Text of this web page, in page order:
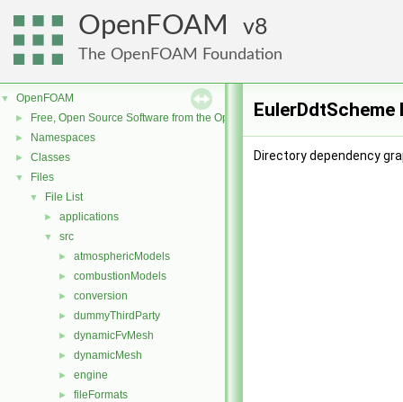
OpenFOAM 8
The OpenFOAM Foundation
▼ OpenFOAM
► Free, Open Source Software from the OpenFOAM Foundation
► Namespaces
► Classes
▼ Files
▼ File List
► applications
▼ src
► atmosphericModels
► combustionModels
► conversion
► dummyThirdParty
► dynamicFvMesh
► dynamicMesh
► engine
► fileFormats
Directory dependency